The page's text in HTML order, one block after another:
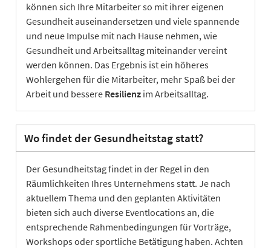
können sich Ihre Mitarbeiter so mit ihrer eigenen
Gesundheit auseinandersetzen und viele spannende
und neue Impulse mit nach Hause nehmen, wie
Gesundheit und Arbeitsalltag miteinander vereint
werden können. Das Ergebnis ist ein höheres
Wohlergehen für die Mitarbeiter, mehr Spaß bei der
Arbeit und bessere Resilienz im Arbeitsalltag.
Wo findet der Gesundheitstag statt?
Der Gesundheitstag findet in der Regel in den
Räumlichkeiten Ihres Unternehmens statt. Je nach
aktuellem Thema und den geplanten Aktivitäten
bieten sich auch diverse Eventlocations an, die
entsprechende Rahmenbedingungen für Vorträge,
Workshops oder sportliche Betätigung haben. Achten